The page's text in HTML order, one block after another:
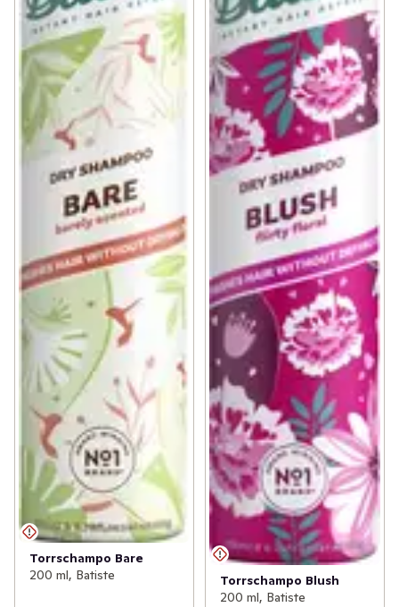
Torrschampo Bare
200 ml, Batiste
Torrschampo Blush
200 ml, Batiste